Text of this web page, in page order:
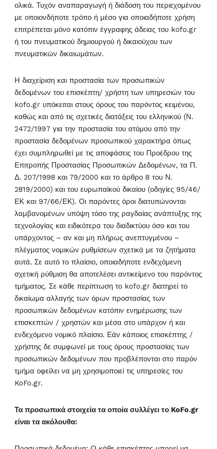
ολικά. Τυχόν αναπαραγωγή ή διάδοση του περιεχομένου
με οποιονδήποτε τρόπο ή μέσο για οποιαδήποτε χρήση
επιτρέπεται μόνο κατόπιν έγγραφης άδειας του kofo.gr
ή του πνευματικού δημιουργού ή δικαιούχου των
πνευματικών δικαιωμάτων.
Η διαχείριση και προστασία των προσωπικών
δεδομένων του επισκέπτη/ χρήστη των υπηρεσιών του
kofo.gr υπόκειται στους όρους του παρόντος κειμένου,
καθώς και από τις σχετικές διατάξεις του ελληνικού (Ν.
2472/1997 για την προστασία του ατόμου από την
προστασία δεδομένων προσωπικού χαρακτήρα όπως
έχει συμπληρωθεί με τις αποφάσεις του Προέδρου της
Επιτροπής Προστασίας Προσωπικών Δεδομένων, τα Π.
Δ. 207/1998 και 79/2000 και το άρθρο 8 του Ν.
2819/2000) και του ευρωπαϊκού δικαίου (οδηγίες 95/46/
ΕΚ και 97/66/ΕΚ). Οι παρόντες όροι διατυπώνονται
λαμβανομένων υπόψη τόσο της ραγδαίας ανάπτυξης της
τεχνολογίας και ειδικότερα του διαδικτύου όσο και του
υπάρχοντος – αν και μη πλήρως ανεπτυγμένου –
πλέγματος νομικών ρυθμίσεων σχετικά με τα ζητήματα
αυτά. Σε αυτό το πλαίσιο, οποιαδήποτε ενδεχόμενη
σχετική ρύθμιση θα αποτελέσει αντικείμενο του παρόντος
τμήματος. Σε κάθε περίπτωση το kofo.gr διατηρεί το
δικαίωμα αλλαγής των όρων προστασίας των
προσωπικών δεδομένων κατόπιν ενημέρωσης των
επισκεπτών / χρηστών και μέσα στο υπάρχον ή και
ενδεχόμενο νομικό πλαίσιο. Εάν κάποιος επισκέπτης /
χρήστης δε συμφωνεί με τους όρους προστασίας των
προσωπικών δεδομένων που προβλέπονται στο παρόν
τμήμα οφείλει να μη χρησιμοποιεί τις υπηρεσίες του
KoFo.gr.
Τα προσωπικά στοιχεία τα οποία συλλέγει το KoFo.gr
είναι τα ακόλουθα: